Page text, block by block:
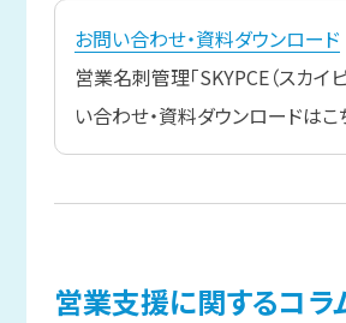
お問い合わせ・資料ダウンロード
営業名刺管理「SKYPCE（スカイ
い合わせ・資料ダウンロードはこ
営業支援に関するコラ